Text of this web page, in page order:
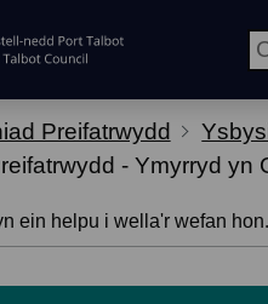
Preifatrwydd
- Ymyrryd yn
ein helpu i wella'r wefan hon.